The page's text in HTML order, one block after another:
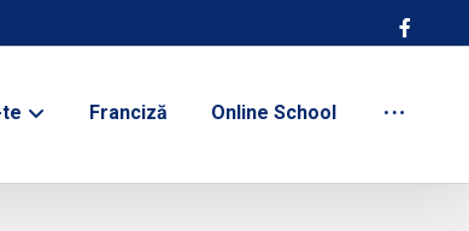
Franciză Online School